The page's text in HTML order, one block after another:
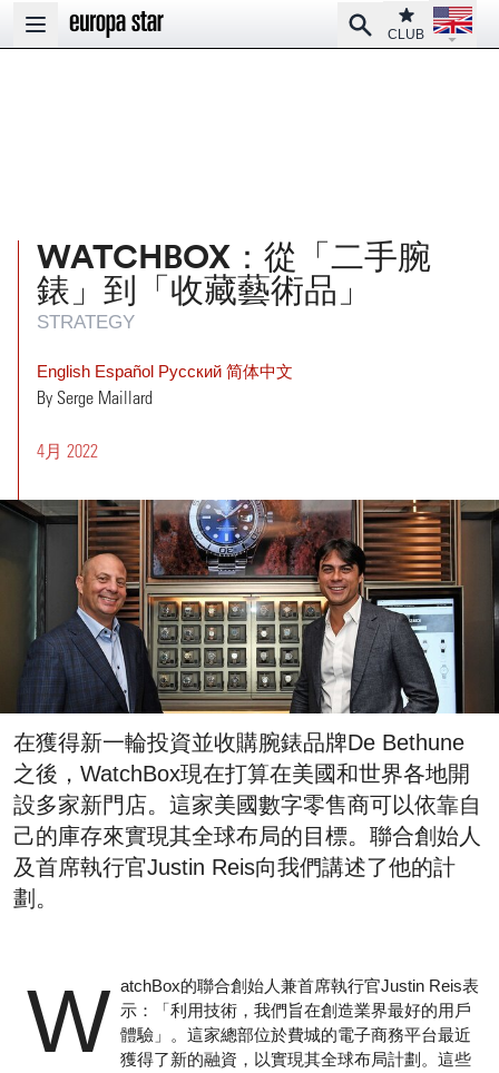
Open main menu
SearchClub
CLUB
Open
WATCHBOX：從「二手腕
錶」到「收藏藝術品」
STRATEGY
English Español Pусский 简体中文
By Serge Maillard
4月 2022
在獲得新一輪投資並收購腕錶品牌De Bethune
之後，WatchBox現在打算在美國和世界各地開
設多家新門店。這家美國數字零售商可以依靠自
己的庫存來實現其全球布局的目標。聯合創始人
及首席執行官Justin Reis向我們講述了他的計
劃。
W atchBox的聯合創始人兼首席執行官Justin Reis表
示：「利用技術，我們旨在創造業界最好的用戶
體驗」。這家總部位於費城的電子商務平台最近
獲得了新的融資，以實現其全球布局計劃。這些